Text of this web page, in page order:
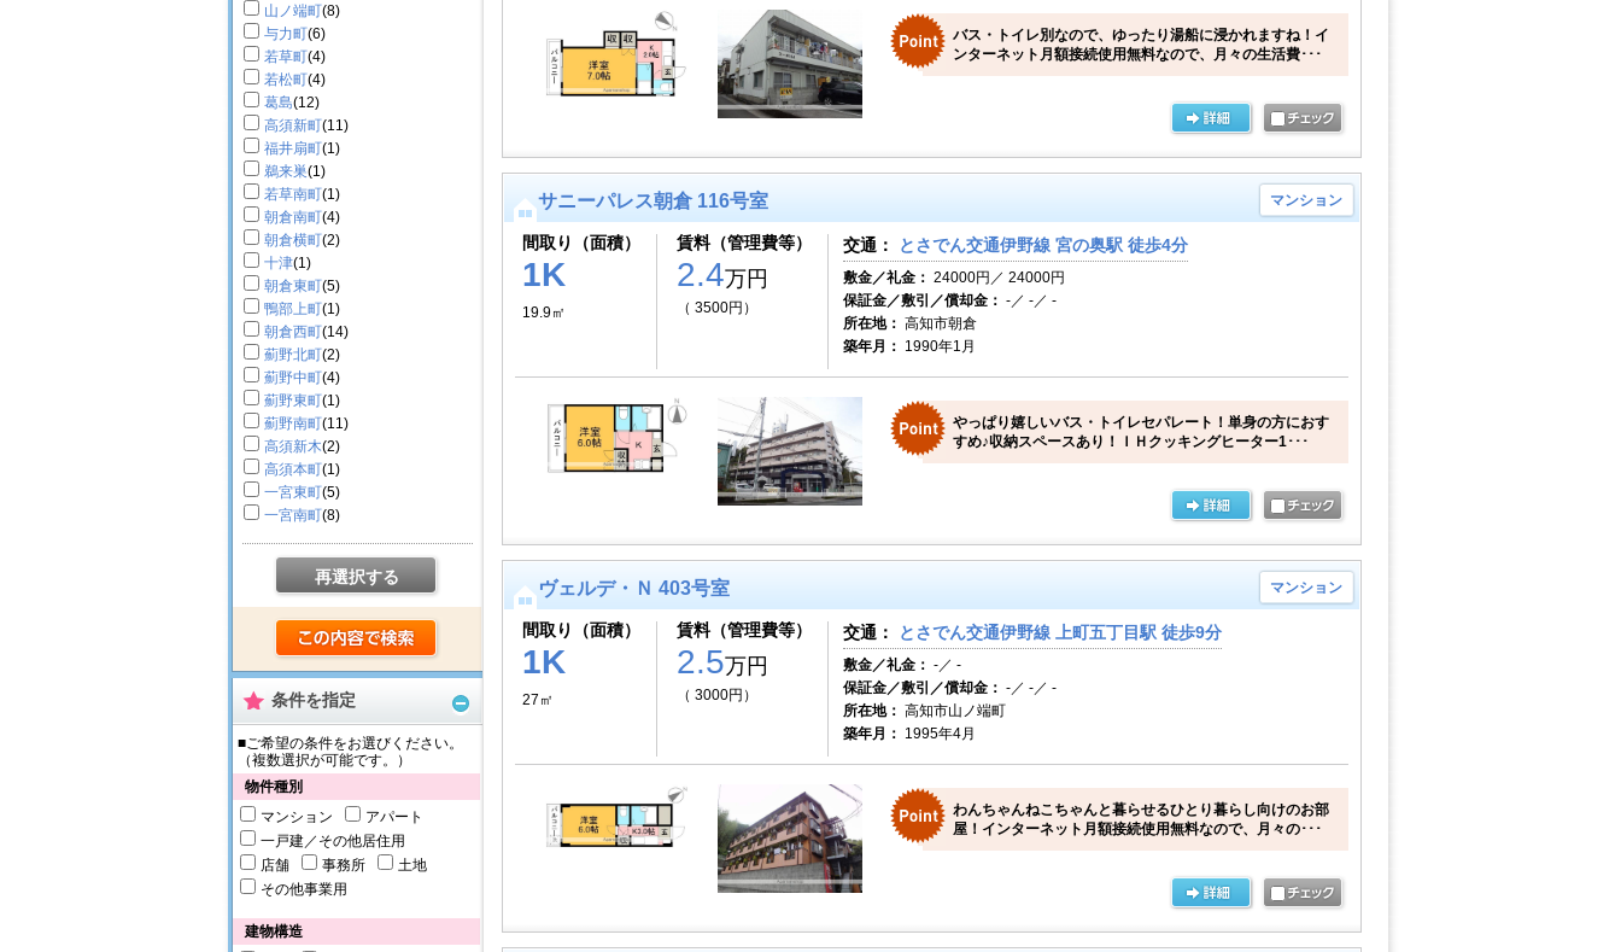
山ノ端町(8)
与力町(6)
若草町(4)
若松町(4)
葛島(12)
高須新町(11)
福井扇町(1)
鵜来巣(1)
若草南町(1)
朝倉南町(4)
朝倉横町(2)
十津(1)
朝倉東町(5)
鴨部上町(1)
朝倉西町(14)
薊野北町(2)
薊野中町(4)
薊野東町(1)
薊野南町(11)
高須新木(2)
高須本町(1)
一宮東町(5)
一宮南町(8)
再選択する
条件を指定
■ご希望の条件をお選びください。
（複数選択が可能です。）
物件種別
マンション
アパート
一戸建／その他居住用
店舗
事務所
土地
その他事業用
建物構造
バス・トイレ別なので、ゆったり湯船に浸かれますね！イ
ンターネット月額接続使用無料なので、月々の生活費･･･
サニーパレス朝倉 116号室 マンション
間取り（面積）
1K
19.9㎡
賃料（管理費等）
2.4万円
（ 3500円）
交通： とさでん交通伊野線 宮の奥駅 徒歩4分
敷金／礼金： 24000円／ 24000円
保証金／敷引／償却金： -／ -／ -
所在地： 高知市朝倉
築年月： 1990年1月
やっぱり嬉しいバス・トイレセパレート！単身の方におす
すめ♪収納スペースあり！ＩＨクッキングヒーター1･･･
ヴェルデ・Ｎ 403号室 マンション
間取り（面積）
1K
27㎡
賃料（管理費等）
2.5万円
（ 3000円）
交通： とさでん交通伊野線 上町五丁目駅 徒歩9分
敷金／礼金： -／ -
保証金／敷引／償却金： -／ -／ -
所在地： 高知市山ノ端町
築年月： 1995年4月
わんちゃんねこちゃんと暮らせるひとり暮らし向けのお部
屋！インターネット月額接続使用無料なので、月々の･･･